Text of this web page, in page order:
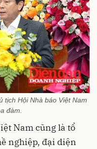
tịch Hội Nhà báo Việt Nam
đàm.
Nam cũng là tổ
nghiệp, đại diện